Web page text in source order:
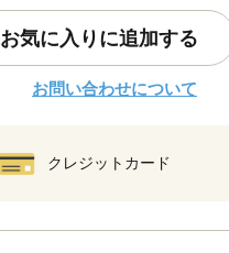
お気に入りに追加する
お問い合わせについて
クレジットカード